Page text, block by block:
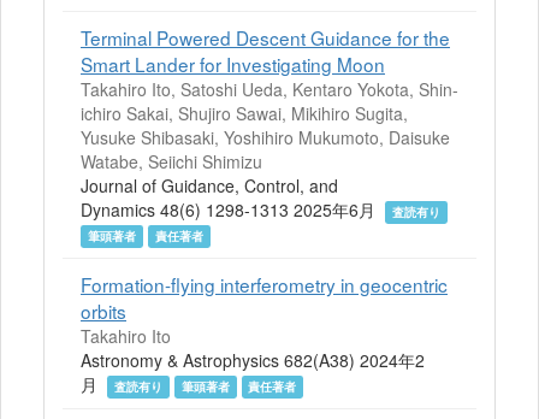
Terminal Powered Descent Guidance for the
Smart Lander for Investigating Moon
Takahiro Ito, Satoshi Ueda, Kentaro Yokota, Shin-
ichiro Sakai, Shujiro Sawai, Mikihiro Sugita,
Yusuke Shibasaki, Yoshihiro Mukumoto, Daisuke
Watabe, Seiichi Shimizu
Journal of Guidance, Control, and
Dynamics 48(6) 1298-1313 2025年6月
査読有り
筆頭著者
責任著者
Formation-flying interferometry in geocentric
orbits
Takahiro Ito
Astronomy & Astrophysics 682(A38) 2024年2
月
査読有り 筆頭著者 責任著者